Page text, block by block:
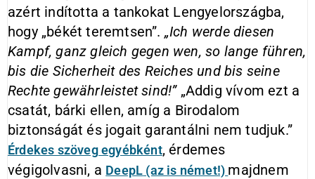
azért indította a tankokat Lengyelországba,
hogy „békét teremtsen”. „Ich werde diesen
Kampf, ganz gleich gegen wen, so lange führen,
bis die Sicherheit des Reiches und bis seine
Rechte gewährleistet sind!”„Addig vívom ezt a
csatát, bárki ellen, amíg a Birodalom
biztonságát és jogait garantálni nem tudjuk.”
Érdekes szöveg egyébként, érdemes
végigolvasni, a DeepL (az is német!) majdnem